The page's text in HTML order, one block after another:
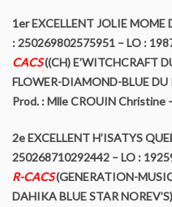
1er EXCELLENT JOLIE MOME
: 250269802575951 – LO :
CACS((CH) E’WITCHCRAFT
FLOWER-DIAMOND-BLUE
Prod. : Mlle CROUIN Christine
2e EXCELLENT H’ISATYS
250268710292442 – LO :
R-CACS(GENERATION-
DAHIKA BLUE STAR NOREV’S)